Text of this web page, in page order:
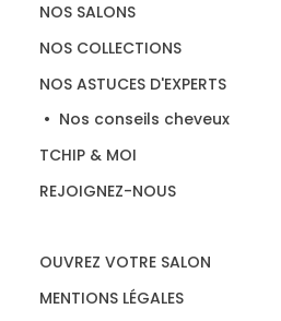
NOS SALONS
NOS COLLECTIONS
NOS ASTUCES D'EXPERTS
Nos conseils cheveux
TCHIP & MOI
REJOIGNEZ-NOUS
OUVREZ VOTRE SALON
MENTIONS LÉGALES